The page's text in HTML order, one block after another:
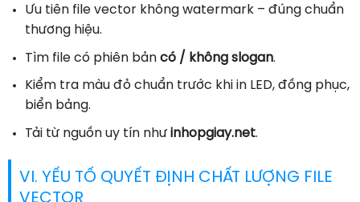
Ưu tiên file vector không watermark – đúng chuẩn
thương hiệu.
Tìm file có phiên bản có / không slogan.
Kiểm tra màu đỏ chuẩn trước khi in LED, đồng phục,
biển bảng.
Tải từ nguồn uy tín như inhopgiay.net.
VI. YẾU TỐ QUYẾT ĐỊNH CHẤT LƯỢNG FILE